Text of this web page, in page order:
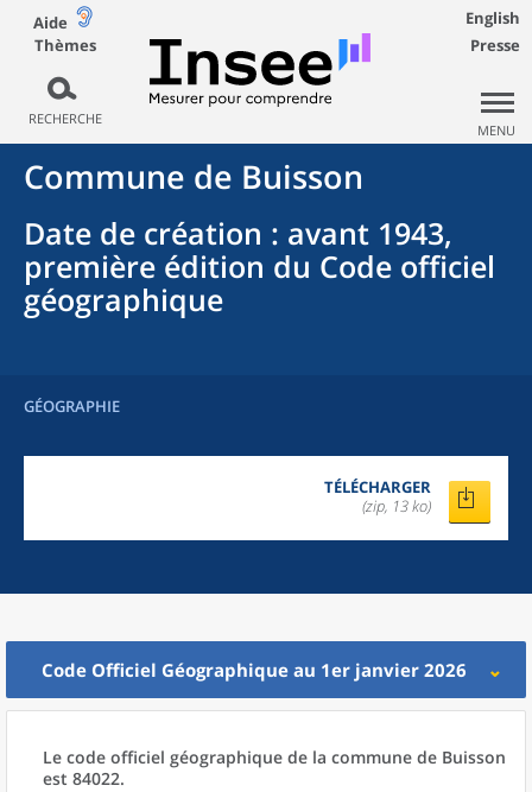
Aide
Thèmes
RECHERCHE
English
Presse
MENU
Commune de Buisson
Date de création : avant 1943,
première édition du Code officiel
géographique
GÉOGRAPHIE
TÉLÉCHARGER
(zip, 13 ko)
Code Officiel Géographique au 1er janvier 2026
Le code officiel géographique de la commune de Buisson
est 84022.